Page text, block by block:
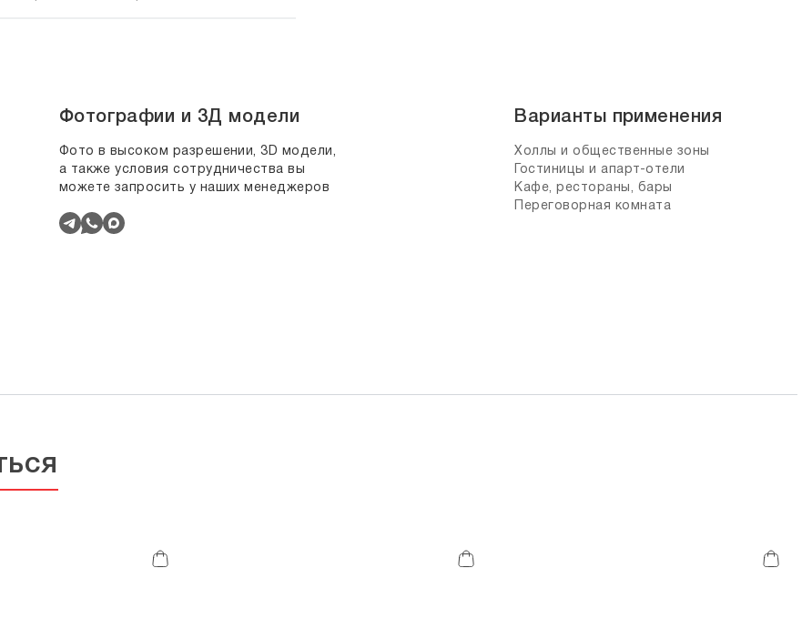
Фотографии и 3Д модели
Фото в высоком разрешении, 3D модели,
а также условия сотрудничества вы
можете запросить у наших менеджеров
Варианты применения
Холлы и общественные зоны
Гостиницы и апарт-отели
Кафе, рестораны, бары
Переговорная комната